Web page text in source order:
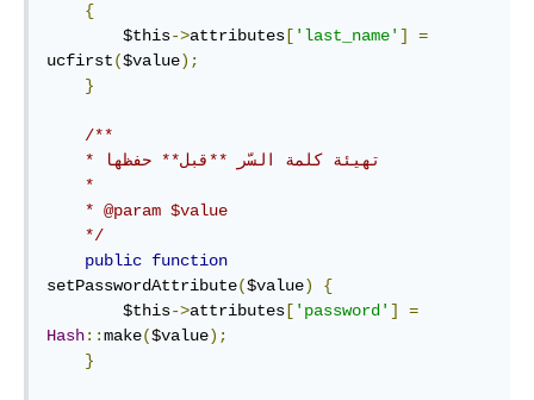
{
        $this
->attributes [ 'last_name' ]
=
ucfirst($value);
}
/**
    */
public function
setPasswordAttribute($value)
{
        $this
->attributes [ 'password' ]
=
Hash::make($value);
}